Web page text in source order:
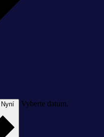
Nyní Vyberte datum.